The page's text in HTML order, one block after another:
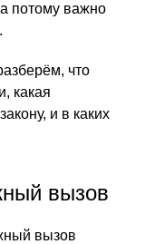
потому важно
что
какая
и в каких
вызов
вызов